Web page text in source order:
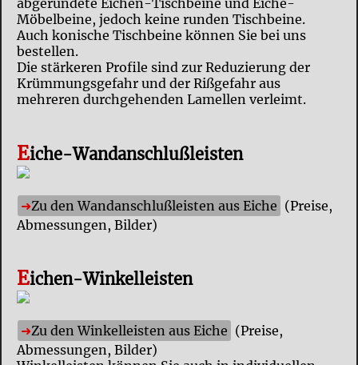
Möbelbeine, jedoch keine runden Tischbeine.
Auch konische Tischbeine können Sie bei uns
bestellen.
Die stärkeren Profile sind zur Reduzierung der
Krümmungsgefahr und der Rißgefahr aus
mehreren durchgehenden Lamellen verleimt.
Eiche-Wandanschlußleisten
Zu den Wandanschlußleisten aus Eiche (Preise,
Abmessungen, Bilder)
Eichen-Winkelleisten
Zu den Winkelleisten aus Eiche (Preise,
Abmessungen, Bilder)